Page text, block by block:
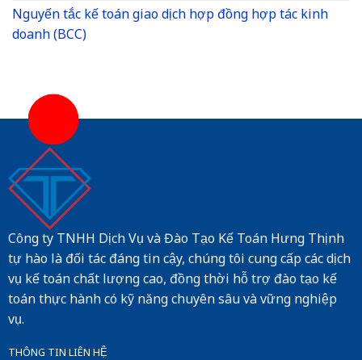
Nguyến tắc kế toán giao dịch hợp đồng hợp tác kinh
doanh (BCC)
Công ty TNHH Dịch Vụ và Đào Tạo Kế Toán Hưng Thịnh
tự hào là đối tác đáng tin cậy, chúng tôi cung cấp các dịch
vụ kế toán chất lượng cao, đồng thời hỗ trợ đào tạo kế
toán thực hành có kỹ năng chuyên sâu và vững nghiệp
vụ.
THÔNG TIN LIÊN HỆ